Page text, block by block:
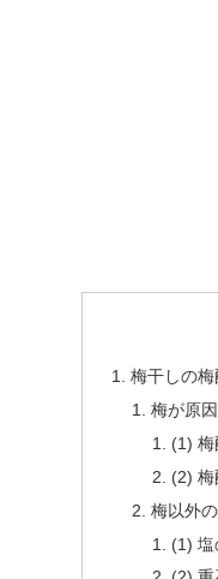
梅干しの
梅が原因
(1)
(2)
梅以外
(1) 塩